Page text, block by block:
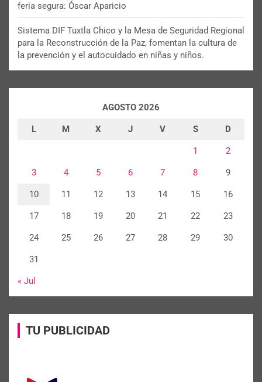
feria segura: Óscar Aparicio
Sistema DIF Tuxtla Chico y la Mesa de Seguridad Regional
para la Reconstrucción de la Paz, fomentan la cultura de
la prevención y el autocuidado en niñas y niños.
AGOSTO 2026
L M X J V S D
1 2
3 4 5 6 7 8 9
10 11 12 13 14 15 16
17 18 19 20 21 22 23
24 25 26 27 28 29 30
31
« Jul
TU PUBLICIDAD